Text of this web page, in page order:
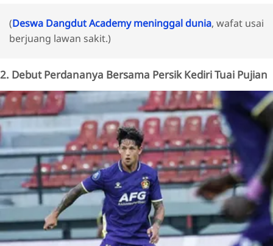
(Deswa Dangdut Academy meninggal dunia, wafat usai
berjuang lawan sakit.)
2. Debut Perdananya Bersama Persik Kediri Tuai Pujian